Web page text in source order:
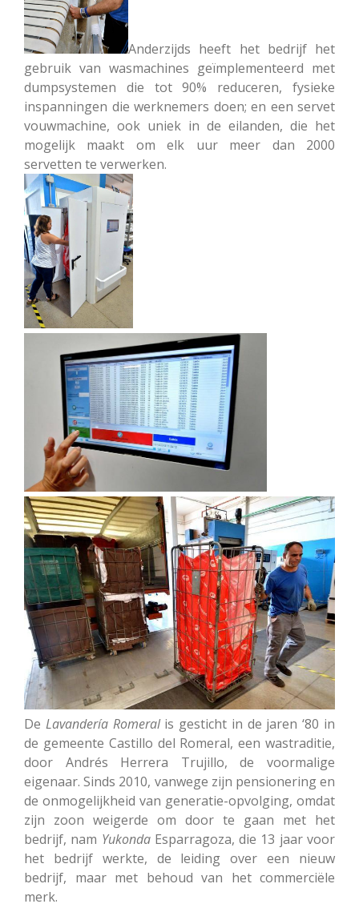
Anderzijds heeft het bedrijf het
gebruik van wasmachines geïmplementeerd met
dumpsystemen die tot 90% reduceren, fysieke
inspanningen die werknemers doen; en een servet
vouwmachine, ook uniek in de eilanden, die het
mogelijk maakt om elk uur meer dan 2000
servetten te verwerken.
De Lavandería Romeralis gesticht in de jaren ‘80 in
de gemeente Castillo del Romeral, een wastraditie,
door Andrés Herrera Trujillo, de voormalige
eigenaar. Sinds 2010, vanwege zijn pensionering en
de onmogelijkheid van generatie-opvolging, omdat
zijn zoon weigerde om door te gaan met het
bedrijf, nam YukondaEsparragoza, die 13 jaar voor
het bedrijf werkte, de leiding over een nieuw
bedrijf, maar met behoud van het commerciële
merk.